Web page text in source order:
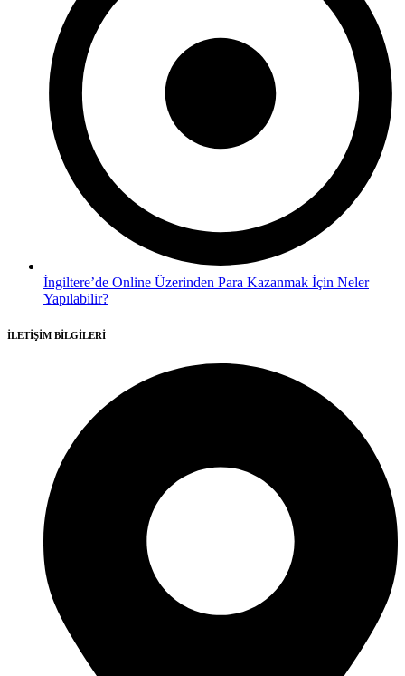
İngiltere’de Online Üzerinden Para Kazanmak İçin Neler
Yapılabilir?
İLETİŞİM BİLGİLERİ